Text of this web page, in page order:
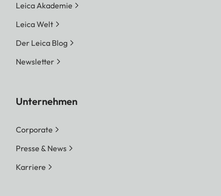
Leica Akademie
Leica Welt
Der Leica Blog
Newsletter
Unternehmen
Corporate
Presse & News
Karriere